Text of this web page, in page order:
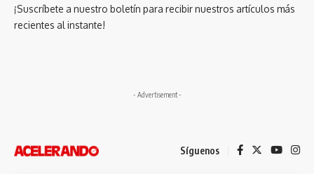
¡Suscríbete a nuestro boletín para recibir nuestros artículos más
recientes al instante!
- Advertisement -
Síguenos